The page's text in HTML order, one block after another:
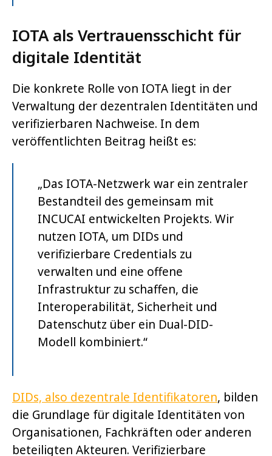
IOTA als Vertrauensschicht für
digitale Identität
Die konkrete Rolle von IOTA liegt in der
Verwaltung der dezentralen Identitäten und
verifizierbaren Nachweise. In dem
veröffentlichten Beitrag heißt es:
„Das IOTA-Netzwerk war ein zentraler
Bestandteil des gemeinsam mit
INCUCAI entwickelten Projekts. Wir
nutzen IOTA, um DIDs und
verifizierbare Credentials zu
verwalten und eine offene
Infrastruktur zu schaffen, die
Interoperabilität, Sicherheit und
Datenschutz über ein Dual-DID-
Modell kombiniert.“
DIDs, also dezentrale Identifikatoren, bilden
die Grundlage für digitale Identitäten von
Organisationen, Fachkräften oder anderen
beteiligten Akteuren. Verifizierbare